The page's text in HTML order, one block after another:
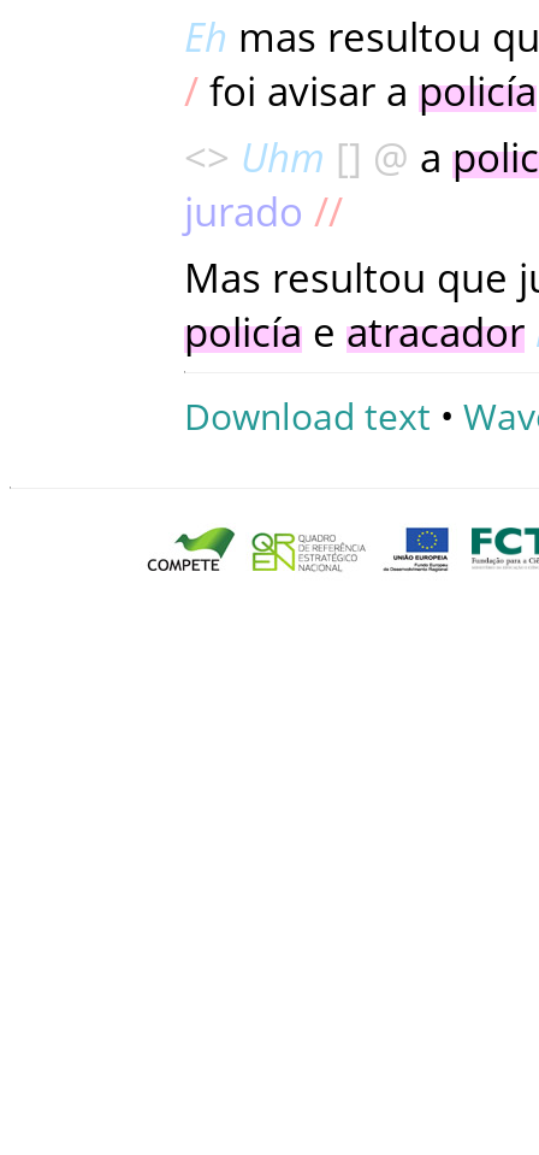
Eh mas resultou
foi avisar a policía
Uhm
a
jurado
Mas resultou que
policía e atracador
Download text •